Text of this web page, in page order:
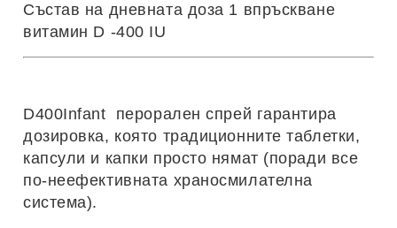
Състав на дневната доза 1 впръскване
витамин D -400 IU
D400Infant перорален спрей гарантира
дозировка, която традиционните таблетки,
капсули и капки просто нямат (поради все
по-неефективната храносмилателна
система).